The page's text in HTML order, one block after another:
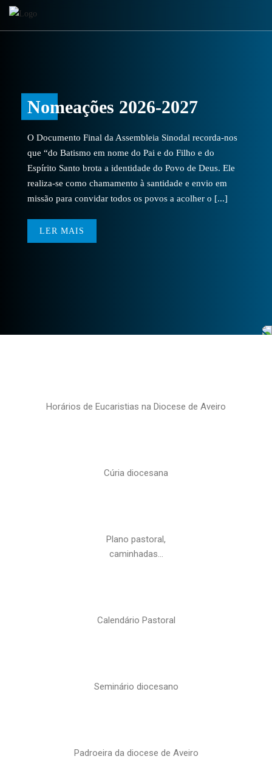
Nomeações 2026-2027
O Documento Final da Assembleia Sinodal recorda-nos
que “do Batismo em nome do Pai e do Filho e do
Espírito Santo brota a identidade do Povo de Deus. Ele
realiza-se como chamamento à santidade e envio em
missão para convidar todos os povos a acolher o [...]
LER MAIS
Horários de Eucaristias na Diocese de Aveiro
Cúria diocesana
Plano pastoral,
caminhadas…
Calendário Pastoral
Seminário diocesano
Padroeira da diocese de Aveiro